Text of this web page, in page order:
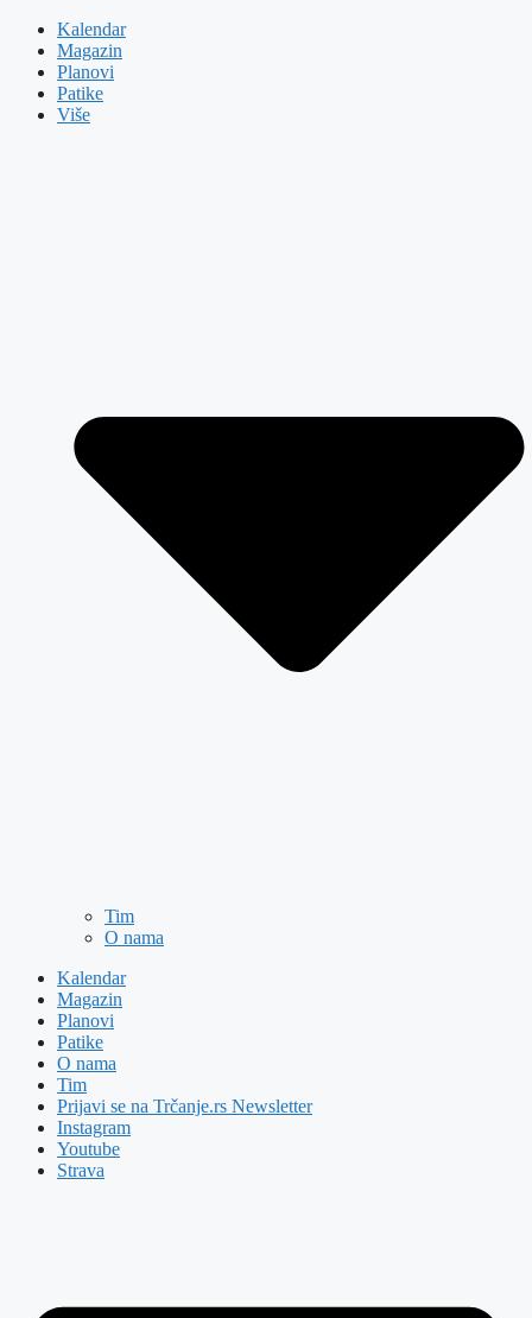
Kalendar
Magazin
Planovi
Patike
Više
Tim
O nama
Kalendar
Magazin
Planovi
Patike
O nama
Tim
Prijavi se na Trčanje.rs Newsletter
Instagram
Youtube
Strava